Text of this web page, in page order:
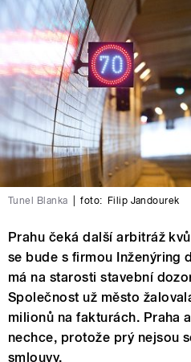
Tunel Blanka foto: Filip Jandourek
Prahu čeká další arbitráž
se bude s firmou Inženýring
má na starosti stavební
Společnost už město
milionů na fakturách. Praha
nechce, protože prý nejsou
smlouvy.